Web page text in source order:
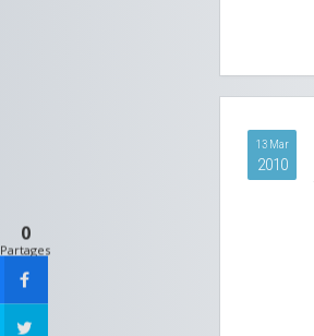
13 Mar
2010
0
Partages